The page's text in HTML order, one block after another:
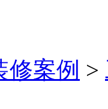
修案例 >